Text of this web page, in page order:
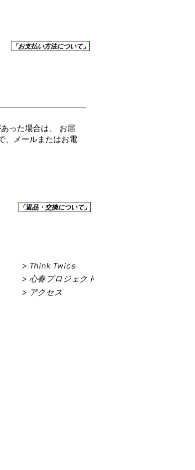
「お支払い方法について」
った場合は、 お届
、メールまたはお電
「返品・交換について」
> アクセス
> 心春プロジェクト
> Think Twice